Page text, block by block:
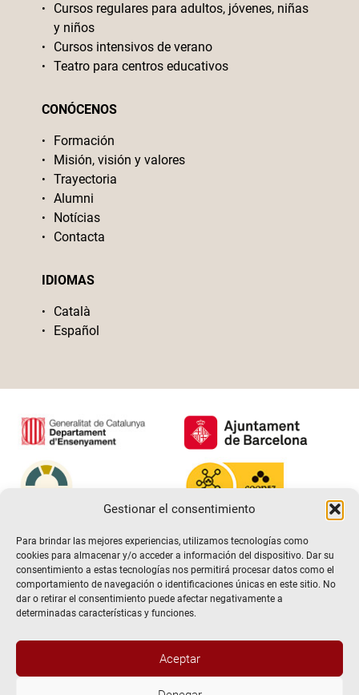
Gestionar el consentimiento
Para brindar las mejores experiencias, utilizamos tecnologías como
cookies para almacenar y/o acceder a información del dispositivo. Dar su
consentimiento a estas tecnologías nos permitirá procesar datos como el
comportamiento de navegación o identificaciones únicas en este sitio. No
dar o retirar el consentimiento puede afectar negativamente a
determinadas características y funciones.
Aceptar
Cursos regulares para adultos, jóvenes, niñas
y niños
Cursos intensivos de verano
Teatro para centros educativos
CONÓCENOS
Formación
Misión, visión y valores
Trayectoria
Alumni
Notícias
Contacta
IDIOMAS
Català
Español